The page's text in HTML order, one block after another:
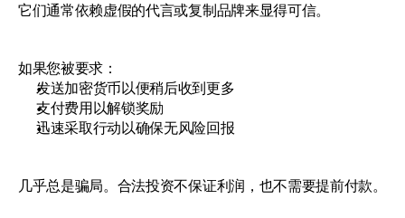
它们通常依赖虚假的代言或复制品牌来显得可信。
如果您被要求：
发送加密货币以便稍后收到更多
支付费用以解锁奖励
迅速采取行动以确保无风险回报
几乎总是骗局。合法投资不保证利润，也不需要提前付款。